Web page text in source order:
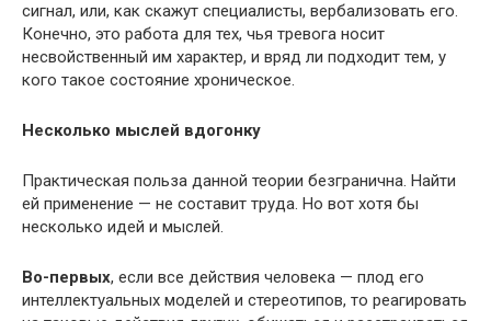
сигнал, или, как скажут специалисты, вербализовать его.
Конечно, это работа для тех, чья тревога носит
несвойственный им характер, и вряд ли подходит тем, у
кого такое состояние хроническое.
Несколько мыслей вдогонку
Практическая польза данной теории безгранична. Найти
ей применение — не составит труда. Но вот хотя бы
несколько идей и мыслей.
Во-первых, если все действия человека — плод его
интеллектуальных моделей и стереотипов, то реагировать